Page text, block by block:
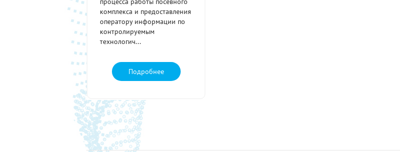
комплекса и предоставления
оператору информации по
контролируемым
технологич...
Подробнее